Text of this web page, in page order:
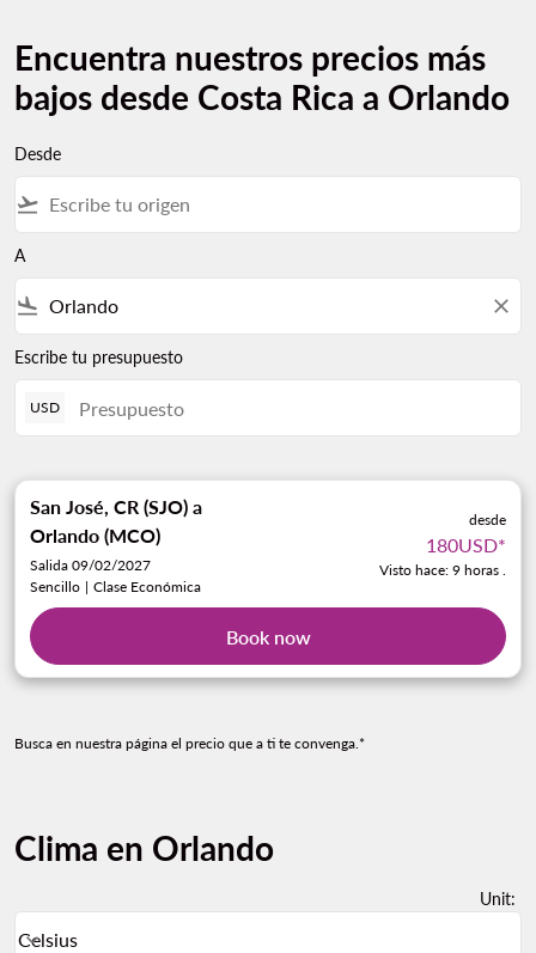
Encuentra nuestros precios más
bajos desde Costa Rica a Orlando
Desde
flight_takeoff
A
flight_land close
Escribe tu presupuesto
USD
San José, CR (SJO) a
Orlando (MCO)
Salida 09/02/2027
Sencillo | Clase Económica
desde
180USD*
Visto hace: 9 horas .
Book now
Busca en nuestra página el precio que a ti te convenga.*
Clima en Orlando
Unit:
Celsius
keyboard_arrow_down